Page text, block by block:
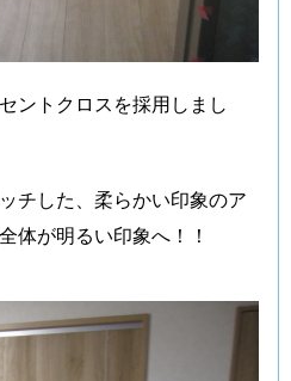
ントクロスを採用しまし
チした、柔らかい印象のア
体が明るい印象へ！！